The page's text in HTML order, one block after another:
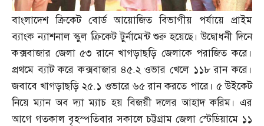
বাংলাদেশ ক্রিকেট বোর্ড আয়োজিত বিভাগীয় পর্যায়ে প্রাইম
ব্যাংক ন্যাশনাল স্কুল ক্রিকেট টুর্নামেন্ট শুরু হয়েছে। উদ্বোধনী দিনে
কক্সবাজার জেলা ৫৩ রানে খাগড়াছড়ি জেলাকে পরাজিত করে।
প্রথমে ব্যাট করে কক্সবাজার ৪৫.২ ওভার খেলে ১১৮ রান করে।
জবাবে খাগড়াছড়ি ২৫.১ ওভারে ৬৫ রান করতে পারে। ৫ উইকেট
নিয়ে ম্যান অব দ্যা ম্যাচ হয় বিজয়ী দলের আহাদ করিম। এর
আগে গতকাল বৃহস্পতিবার সকালে চট্টগ্রাম জেলা স্টেডিয়ামে ১১